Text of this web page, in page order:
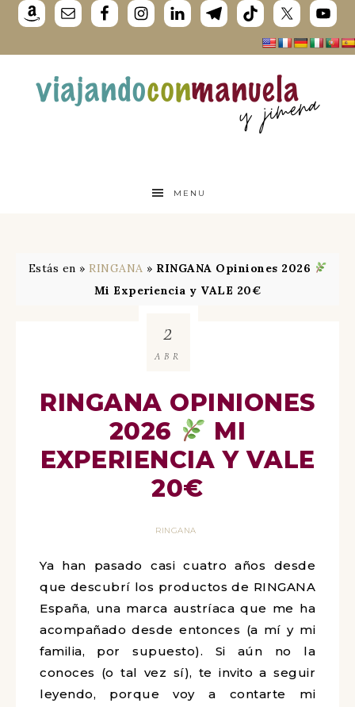
MENU
Estás en » RINGANA » RINGANA Opiniones 2026
Mi Experiencia y VALE 20€
RINGANA OPINIONES
2026
MI
EXPERIENCIA Y VALE
20€
RINGANA
2
ABR
Ya han pasado casi cuatro años desde
que descubrí los productos de RINGANA
España, una marca austríaca que me ha
acompañado desde entonces (a mí y mi
familia, por supuesto). Si aún no la
conoces (o tal vez sí), te invito a seguir
leyendo, porque voy a contarte mi